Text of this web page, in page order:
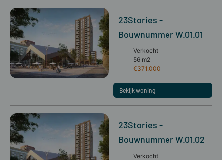
23Stories -
Bouwnummer W.01.01
Verkocht
56 m2
€371.000
Bekijk woning
23Stories -
Bouwnummer W.01.02
Verkocht